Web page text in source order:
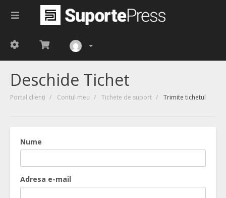
Deschide Tichet
Portal clienți Contul meu Tichete de suport Trimite tichetul
Nume
Adresa e-mail